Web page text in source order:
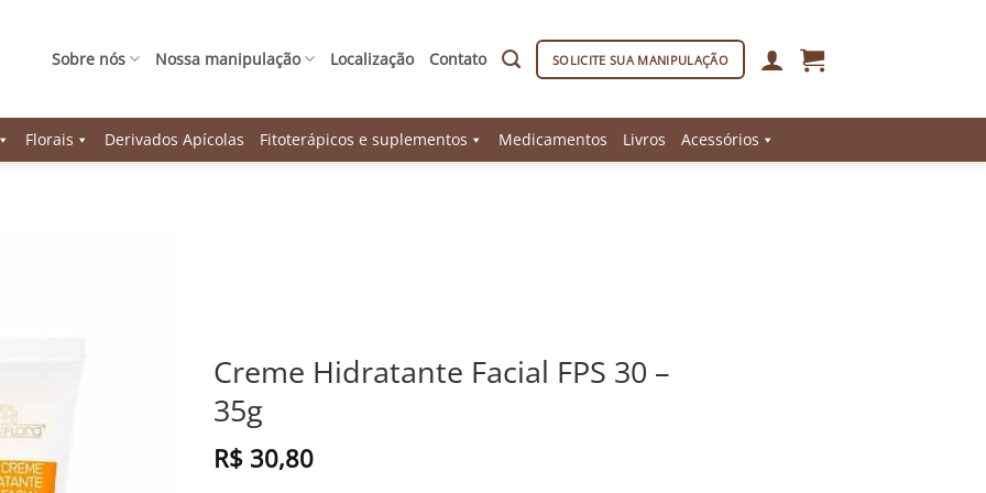
Sobre nós Nossa manipulação Localização Contato SOLICITE SUA MANIPULAÇÃO
Florais Derivados Apícolas Fitoterápicos e suplementos Medicamentos Livros Acessórios
Creme Hidratante Facial FPS 30 –
35g
R$ 30,80